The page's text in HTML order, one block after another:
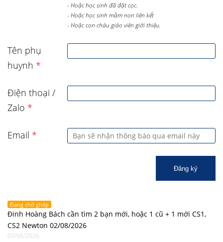
- Hoặc học sinh đã đặt cọc.
- Hoặc học sinh mầm non liên kết
- Hoặc con cháu giáo viên giới thiệu.
Tên phụ
huynh *
Điện thoại /
Zalo *
Email *
Đăng ký
Đang chờ ghép
Đinh Hoàng Bách cần tìm 2 bạn mới, hoặc 1 cũ + 1 mới CS1,
CS2 Newton 02/08/2026
03/08/2026